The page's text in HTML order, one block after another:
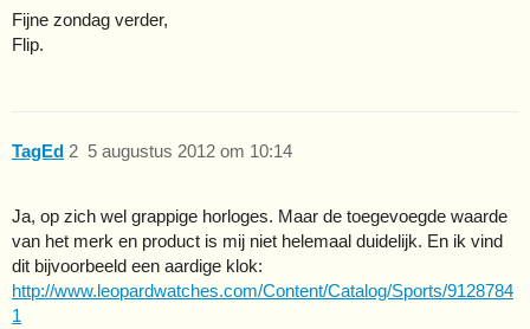
Fijne zondag verder,
Flip.
TagEd 5 augustus 2012 om 10:14
2
Ja, op zich wel grappige horloges. Maar de toegevoegde waarde
van het merk en product is mij niet helemaal duidelijk. En ik vind
dit bijvoorbeeld een aardige klok:
http://www.leopardwatches.com/Content/Catalog/Sports/9128784
1